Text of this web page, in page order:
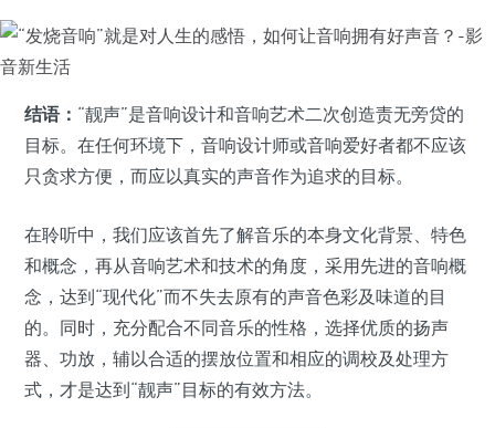
结语： “靓声”是音响设计和音响艺术二次创造责无旁贷的
目标。在任何环境下，音响设计师或音响爱好者都不应该
只贪求方便，而应以真实的声音作为追求的目标。
在聆听中，我们应该首先了解音乐的本身文化背景、特色
和概念，再从音响艺术和技术的角度，采用先进的音响概
念，达到“现代化”而不失去原有的声音色彩及味道的目
的。同时，充分配合不同音乐的性格，选择优质的扬声
器、功放，辅以合适的摆放位置和相应的调校及处理方
式，才是达到“靓声”目标的有效方法。